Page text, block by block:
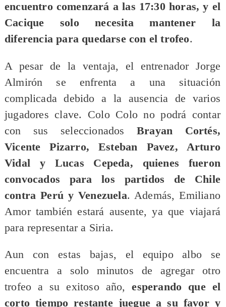
encuentro comenzará a las 17:30 horas, y el
Cacique solo necesita mantener la
diferencia para quedarse con el trofeo.
A pesar de la ventaja, el entrenador Jorge
Almirón se enfrenta a una situación
complicada debido a la ausencia de varios
jugadores clave. Colo Colo no podrá contar
con sus seleccionadosBrayan Cortés,
Vicente Pizarro, Esteban Pavez, Arturo
Vidal y Lucas Cepeda, quienes fueron
convocados para los partidos de Chile
contra Perú y Venezuela. Además, Emiliano
Amor también estará ausente, ya que viajará
para representar a Siria.
Aun con estas bajas, el equipo albo se
encuentra a solo minutos de agregar otro
trofeo a su exitoso año,esperando que el
corto tiempo restante juegue a su favor y